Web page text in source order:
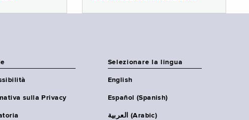
sulla Privacy
Selezionare la lingua
English
Español (Spanish)
العربية (Arabic)